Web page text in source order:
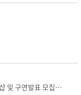
2024 한국뇌신경과학회 통증연구분과 동계 워크샵 및 구연발표 모집안내